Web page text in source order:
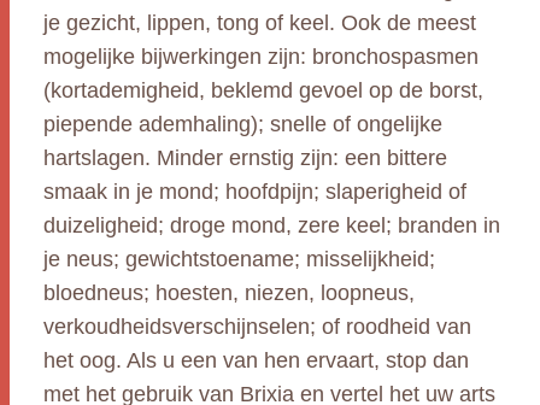
je gezicht, lippen, tong of keel. Ook de meest
mogelijke bijwerkingen zijn: bronchospasmen
(kortademigheid, beklemd gevoel op de borst,
piepende ademhaling); snelle of ongelijke
hartslagen. Minder ernstig zijn: een bittere
smaak in je mond; hoofdpijn; slaperigheid of
duizeligheid; droge mond, zere keel; branden in
je neus; gewichtstoename; misselijkheid;
bloedneus; hoesten, niezen, loopneus,
verkoudheidsverschijnselen; of roodheid van
het oog. Als u een van hen ervaart, stop dan
met het gebruik van Brixia en vertel het uw arts